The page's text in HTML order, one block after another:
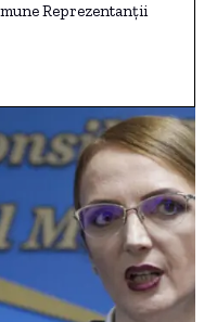
Reprezentanţii